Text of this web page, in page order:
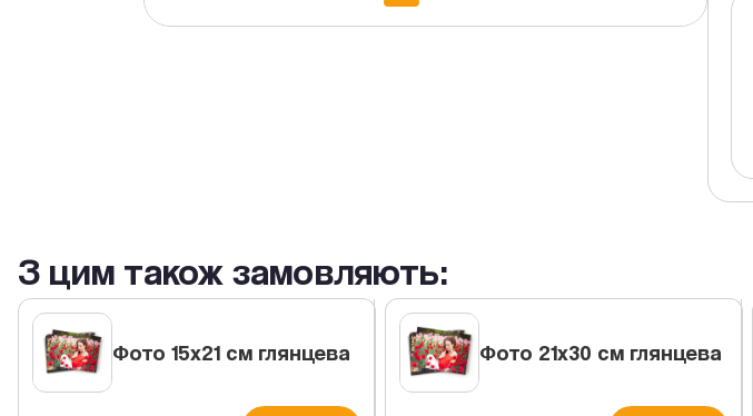
З цим також замовляють:
Фото 15х21 см глянцева Фото 21х30 см глянцева